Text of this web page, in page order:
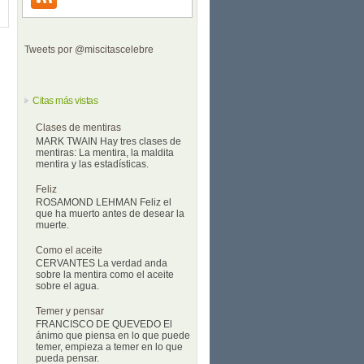
Tweets por @miscitascelebre
Citas más vistas
Clases de mentiras
MARK TWAIN Hay tres clases de
mentiras: La mentira, la maldita
mentira y las estadísticas.
Feliz
ROSAMOND LEHMAN Feliz el
que ha muerto antes de desear la
muerte.
Como el aceite
CERVANTES La verdad anda
sobre la mentira como el aceite
sobre el agua.
Temer y pensar
FRANCISCO DE QUEVEDO El
ánimo que piensa en lo que puede
temer, empieza a temer en lo que
pueda pensar.